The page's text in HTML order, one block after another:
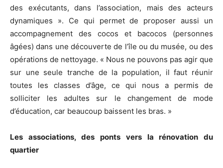
des exécutants, dans l’association, mais des acteurs
dynamiques ». Ce qui permet de proposer aussi un
accompagnement des cocos et bacocos (personnes
âgées) dans une découverte de l’île ou du musée, ou des
opérations de nettoyage. « Nous ne pouvons pas agir que
sur une seule tranche de la population, il faut réunir
toutes les classes d’âge, ce qui nous a permis de
solliciter les adultes sur le changement de mode
d’éducation, car beaucoup baissent les bras. »
Les associations, des ponts vers la rénovation du
quartier